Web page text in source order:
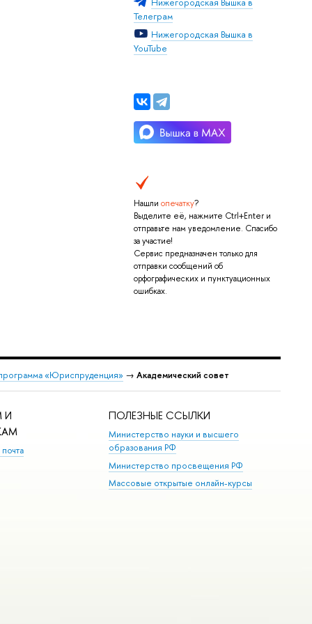
Телеграм
Нижегородская Вышка в
YouTube
Нашли опечатку?
Выделите её, нажмите Ctrl+Enter и
отправьте нам уведомление. Спасибо
за участие!
Сервис предназначен только для
отправки сообщений об
орфографических и пунктуационных
ошибках.
«Юриспруденция» → Академический совет
И
ПОЛЕЗНЫЕ ССЫЛКИ
Министерство науки и высшего
образования РФ
Министерство просвещения РФ
Массовые открытые онлайн-курсы